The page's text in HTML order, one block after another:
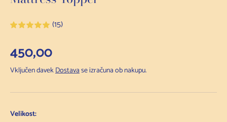
(15)
Redna cena
450,00
Vključen davekDostavase izračuna ob nakupu.
Velikost: